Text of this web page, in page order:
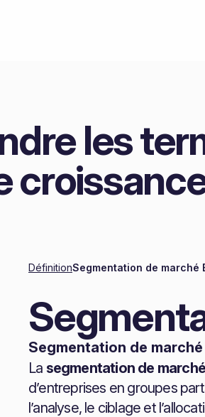
les
DéfinitionSegmentation de marché
Segmentation de
La segmentation de
d’entreprises en groupes
l’analyse, le ciblage et